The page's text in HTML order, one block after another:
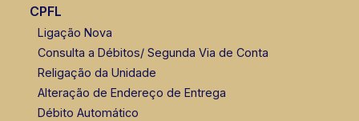
CPFL
Ligação Nova
Consulta a Débitos/ Segunda Via de Conta
Religação da Unidade
Alteração de Endereço de Entrega
Débito Automático